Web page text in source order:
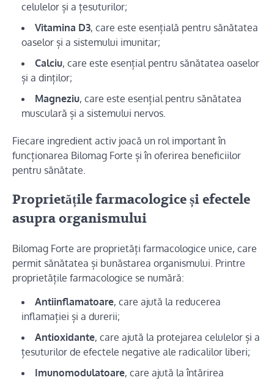
celulelor și a țesuturilor;
Vitamina D3, care este esențială pentru sănătatea
oaselor și a sistemului imunitar;
Calciu, care este esențial pentru sănătatea oaselor
și a dinților;
Magneziu, care este esențial pentru sănătatea
musculară și a sistemului nervos.
Fiecare ingredient activ joacă un rol important în
funcționarea Bilomag Forte și în oferirea beneficiilor
pentru sănătate.
Proprietățile farmacologice și efectele
asupra organismului
Bilomag Forte are proprietăți farmacologice unice, care
permit sănătatea și bunăstarea organismului. Printre
proprietățile farmacologice se numără:
Antiinflamatoare, care ajută la reducerea
inflamației și a durerii;
Antioxidante, care ajută la protejarea celulelor și a
țesuturilor de efectele negative ale radicalilor liberi;
Imunomodulatoare, care ajută la întărirea